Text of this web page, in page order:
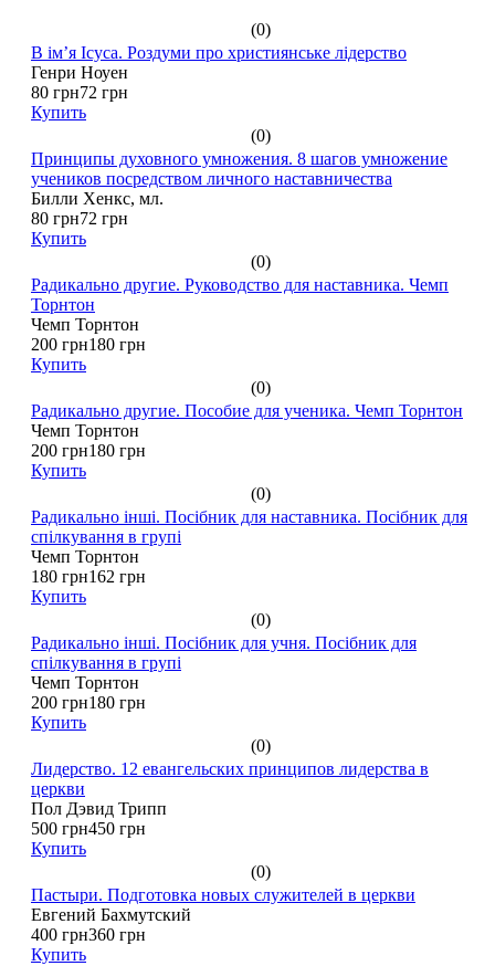
(0)
В ім’я Ісуса. Роздуми про християнське лідерство
Генри Ноуен
80 грн72 грн
Купить
(0)
Принципы духовного умножения. 8 шагов умножение
учеников посредством личного наставничества
Билли Хенкс, мл.
80 грн72 грн
Купить
(0)
Радикально другие. Руководство для наставника. Чемп
Торнтон
Чемп Торнтон
200 грн180 грн
Купить
(0)
Радикально другие. Пособие для ученика. Чемп Торнтон
Чемп Торнтон
200 грн180 грн
Купить
(0)
Радикально інші. Посібник для наставника. Посібник для
спілкування в групі
Чемп Торнтон
180 грн162 грн
Купить
(0)
Радикально інші. Посібник для учня. Посібник для
спілкування в групі
Чемп Торнтон
200 грн180 грн
Купить
(0)
Лидерство. 12 евангельских принципов лидерства в
церкви
Пол Дэвид Трипп
500 грн450 грн
Купить
(0)
Пастыри. Подготовка новых служителей в церкви
Евгений Бахмутский
400 грн360 грн
Купить